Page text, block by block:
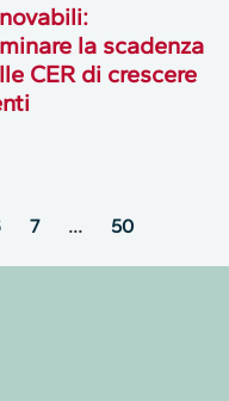
la scadenza
CER di crescere
7 … 50